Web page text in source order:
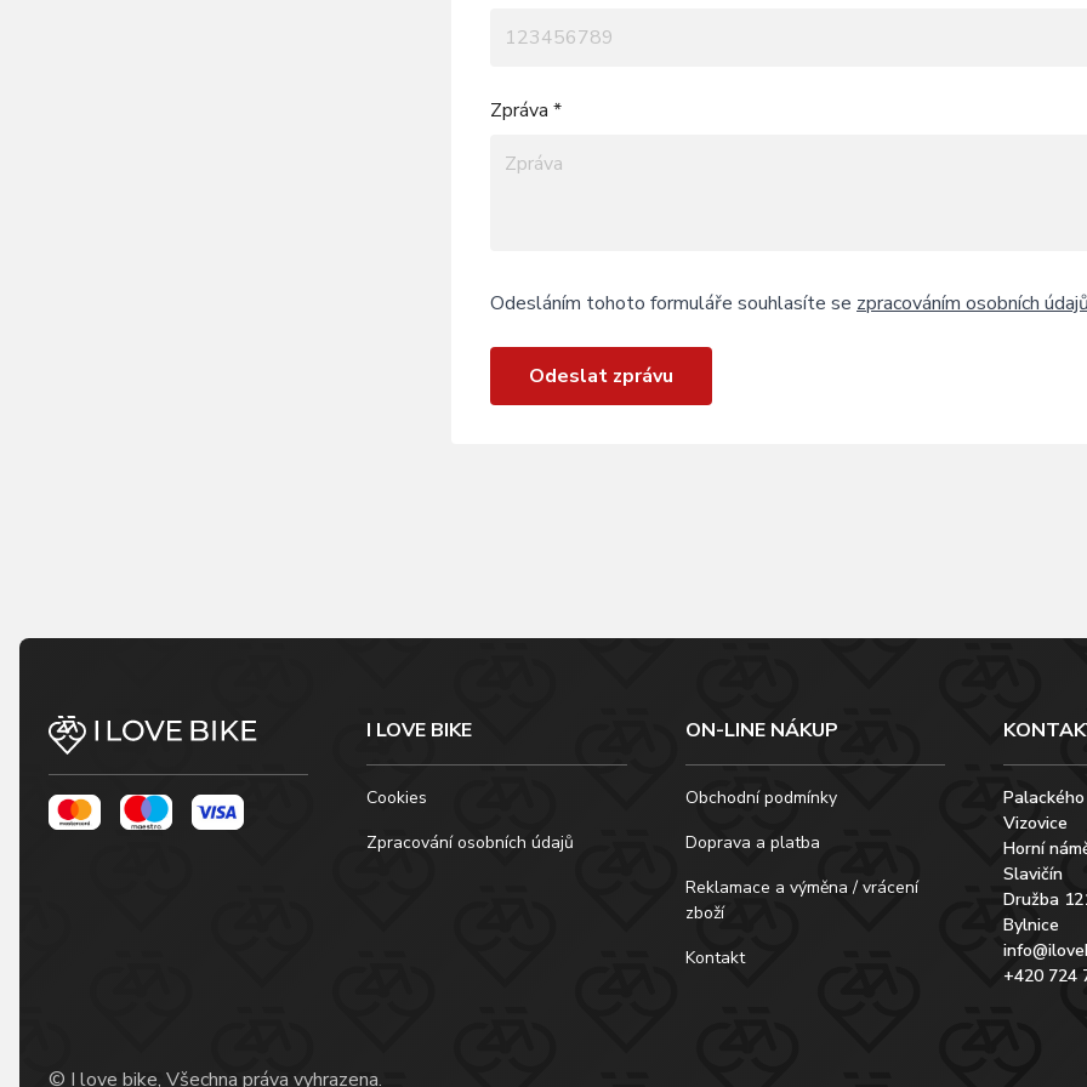
Zpráva *
Odesláním tohoto formuláře souhlasíte se zpracováním osobních
Odeslat zprávu
I LOVE BIKE
Cookies
Zpracování osobních údajů
ON-LINE NÁKUP
Obchodní podmínky
Doprava a platba
Reklamace a výměna / vrácení
zboží
Kontakt
Vizovice
Horní
Slavičín
Družba
Bylnice
+420 724
© I love bike, Všechna práva vyhrazena.